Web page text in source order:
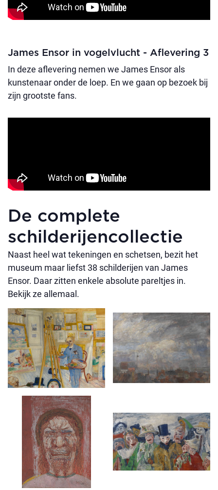
James Ensor in vogelvlucht - Aflevering 3
In deze aflevering nemen we James Ensor als
kunstenaar onder de loep. En we gaan op bezoek bij
zijn grootste fans.
De complete
schilderijencollectie
Naast heel wat tekeningen en schetsen, bezit het
museum maar liefst 38 schilderijen van James
Ensor. Daar zitten enkele absolute pareltjes in.
Bekijk ze allemaal.